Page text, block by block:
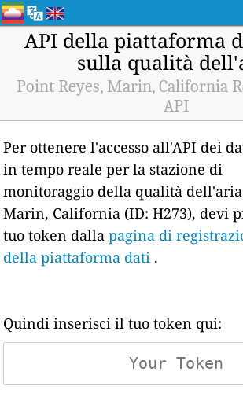
API della piattaforma
sulla qualità
Point Reyes, Marin, California
API
Per ottenere l'accesso all'API dei
in tempo reale per la stazione di
monitoraggio della qualità dell'aria
Marin, California (ID: H273), devi
tuo token dallapagina di
della piattaforma dati .
Quindi inserisci il tuo token qui: